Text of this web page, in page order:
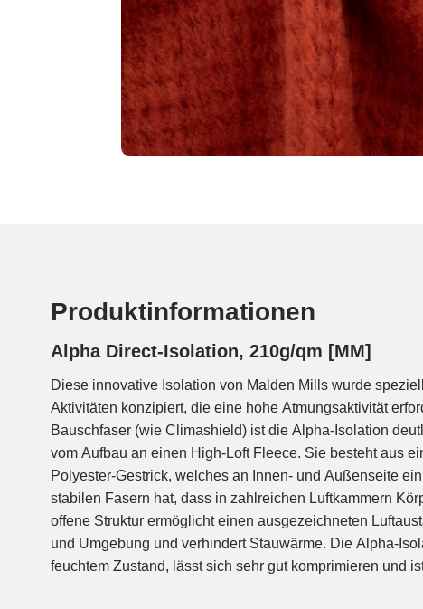
Produktinformationen
Alpha Direct-Isolation, 210g/qm [MM]
Diese innovative Isolation von Malden Mills wurde
Aktivitäten konzipiert, die eine hohe Atmungsaktivität
Bauschfaser (wie Climashield) ist die Alpha-Isolation
vom Aufbau an einen High-Loft Fleece. Sie besteht aus
Polyester-Gestrick, welches an Innen- und Außenseite
stabilen Fasern hat, dass in zahlreichen Luftkammern
offene Struktur ermöglicht einen ausgezeichneten
und Umgebung und verhindert Stauwärme. Die Alpha-
feuchtem Zustand, lässt sich sehr gut komprimieren und
kann mit verschiedensten Außen- und Innenstoffen
ausreichend stabil um ohne Futter verarbeitet zu
benötigt auch keine Stütznähte. Um maximal leichte und
zu erhalten ist eine Kombi mit sehr leichten und
windabweisenden Stoffen ideal. Perfekte
Westen, Hosen, Handschuhe oder Mützen für
Bergsteigen, Jogging, Langlaufen oder Skitourengehen.